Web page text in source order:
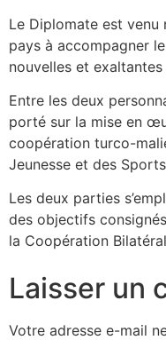
Le Diplomate est venu
pays à accompagner
nouvelles et exaltantes
Entre les deux
porté sur la mise en
coopération turco-
Jeunesse et des
Les deux parties
des objectifs
la Coopération
Laisser un
Votre adresse e-mail